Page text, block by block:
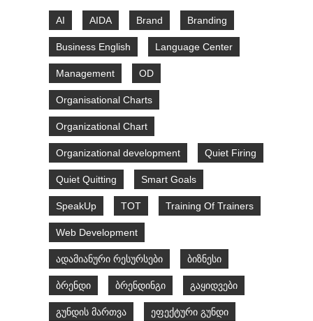
AI AIDA Brand Branding
Business English Language Center
Management OD
Organisational Charts
Organizational Chart
Organizational development Quiet Firing
Quiet Quitting Smart Goals
SpeakUp TOT Training Of Trainers
Web Development
ადამიანური რესურსები ბიზნესი
ბრენდი ბრენდინგი გაყიდვები
გუნდის მართვა ეფექტური გუნდი